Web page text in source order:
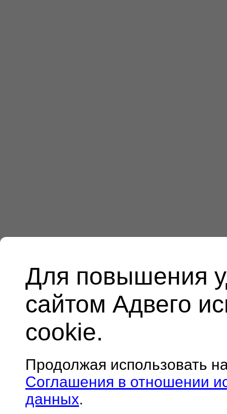
Для повышения
сайтом Адвего
cookie.
Продолжая использовать
Соглашения в отношении
данных.